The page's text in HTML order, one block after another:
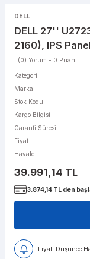
DELL
DELL 27''
2160), IPS
(0) Yorum - 0 Puan
Kategori
Marka
Stok Kodu
Kargo Bilgisi
Garanti Süresi
Fiyat
Havale
39.991,14 TL
3.874,14 TL den
Fiyatı Düşünce